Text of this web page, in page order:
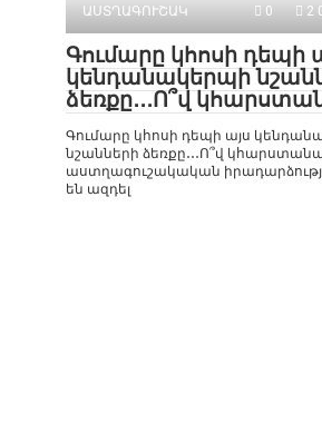
ԱՍՏՂԱԳՈՒՇԱԿ
0 2
Գումարը կհոսի դեպի
կենդանակերպի
ձեռքը․․․Ո՞վ
Գումարը կհոսի դեպի այս
նշանների ձեռքը․․․Ո՞վ
աստղագուշակական
են ազդել